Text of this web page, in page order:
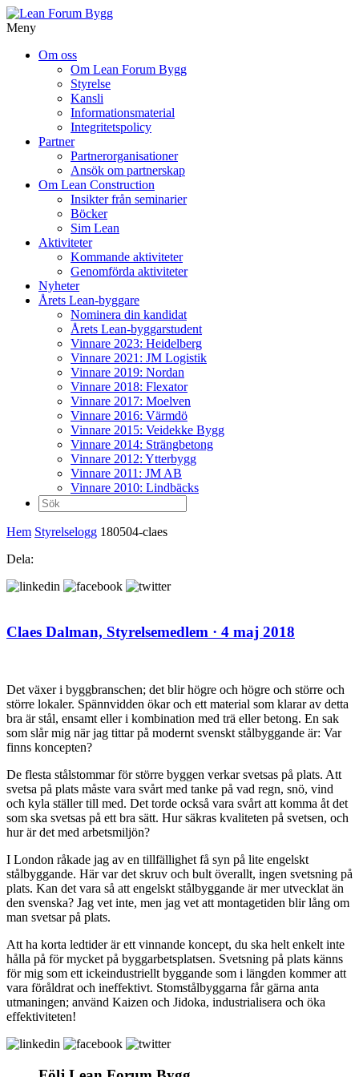
Meny
Om oss
Om Lean Forum Bygg
Styrelse
Kansli
Informationsmaterial
Integritetspolicy
Partner
Partnerorganisationer
Ansök om partnerskap
Om Lean Construction
Insikter från seminarier
Böcker
Sim Lean
Aktiviteter
Kommande aktiviteter
Genomförda aktiviteter
Nyheter
Årets Lean-byggare
Nominera din kandidat
Årets Lean-byggarstudent
Vinnare 2023: Heidelberg
Vinnare 2021: JM Logistik
Vinnare 2019: Nordan
Vinnare 2018: Flexator
Vinnare 2017: Moelven
Vinnare 2016: Värmdö
Vinnare 2015: Veidekke Bygg
Vinnare 2014: Strängbetong
Vinnare 2012: Ytterbygg
Vinnare 2011: JM AB
Vinnare 2010: Lindbäcks
Sök
efter:
Hem Styrelselogg 180504-claes
Dela:
Claes Dalman, Styrelsemedlem · 4 maj 2018
Det växer i byggbranschen; det blir högre och högre och större och
större lokaler. Spännvidden ökar och ett material som klarar av detta
bra är stål, ensamt eller i kombination med trä eller betong. En sak
som slår mig när jag tittar på modernt svenskt stålbyggande är: Var
finns koncepten?
De flesta stålstommar för större byggen verkar svetsas på plats. Att
svetsa på plats måste vara svårt med tanke på vad regn, snö, vind
och kyla ställer till med. Det torde också vara svårt att komma åt det
som ska svetsas på ett bra sätt. Hur säkras kvaliteten på svetsen, och
hur är det med arbetsmiljön?
I London råkade jag av en tillfällighet få syn på lite engelskt
stålbyggande. Här var det skruv och bult överallt, ingen svetsning på
plats. Kan det vara så att engelskt stålbyggande är mer utvecklat än
den svenska? Jag vet inte, men jag vet att montagetiden blir lång om
man svetsar på plats.
Att ha korta ledtider är ett vinnande koncept, du ska helt enkelt inte
hålla på för mycket på byggarbetsplatsen. Svetsning på plats känns
för mig som ett ickeindustriellt byggande som i längden kommer att
vara föråldrat och ineffektivt. Stomstålbyggarna får gärna anta
utmaningen; använd Kaizen och Jidoka, industrialisera och öka
effektiviteten!